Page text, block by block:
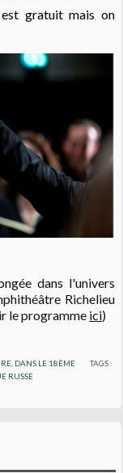
est gratuit mais on
dans l'univers
Richelieu
le programme ici)
, DANS LE 18ÈME
TAGS :
RUSSE